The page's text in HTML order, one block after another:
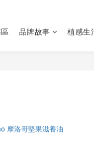
品牌故事 植感生